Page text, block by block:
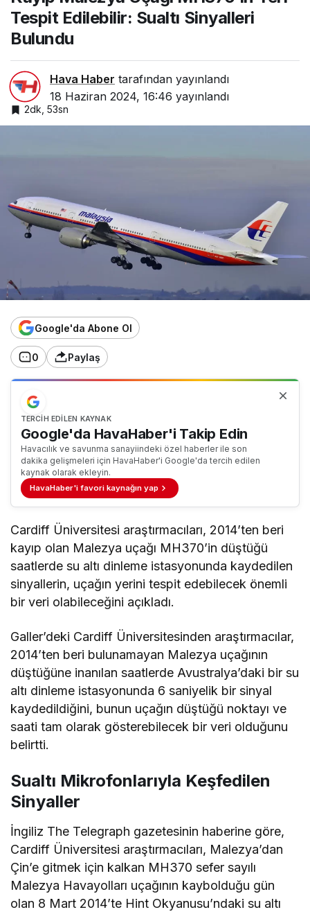
Bulundu
Tespit Edilebilir: Sualtı Sinyalleri
Bulundu
Hava Haber tarafından yayınlandı
18 Haziran 2024, 16:46 yayınlandı
2dk, 53sn
Google'da Abone Ol
0 Paylaş
TERCIH EDILEN KAYNAK
Google'da HavaHaber'i Takip Edin
Havacılık ve savunma sanayiindeki özel haberler ile son
dakika gelişmeleri için HavaHaber'i Google'da tercih edilen
kaynak olarak ekleyin.
HavaHaber'i favori kaynağın yap
Cardiff Üniversitesi araştırmacıları, 2014’ten beri
kayıp olan Malezya uçağı MH370’in düştüğü
saatlerde su altı dinleme istasyonunda kaydedilen
sinyallerin, uçağın yerini tespit edebilecek önemli
bir veri olabileceğini açıkladı.
Galler’deki Cardiff Üniversitesinden araştırmacılar,
2014’ten beri bulunamayan Malezya uçağının
düştüğüne inanılan saatlerde Avustralya’daki bir su
altı dinleme istasyonunda 6 saniyelik bir sinyal
kaydedildiğini, bunun uçağın düştüğü noktayı ve
saati tam olarak gösterebilecek bir veri olduğunu
belirtti.
Sualtı Mikrofonlarıyla Keşfedilen
Sinyaller
İngiliz The Telegraph gazetesinin haberine göre,
Cardiff Üniversitesi araştırmacıları, Malezya’dan
Çin’e gitmek için kalkan MH370 sefer sayılı
Malezya Havayolları uçağının kaybolduğu gün
olan 8 Mart 2014’te Hint Okyanusu’ndaki su altı